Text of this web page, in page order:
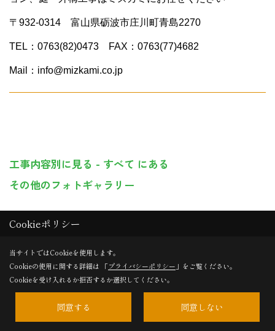
〒932-0314 富山県砺波市庄川町青島2270
TEL：0763(82)0473 FAX：0763(77)4682
Mail：info@mizkami.co.jp
工事内容別に見る - すべて にある
その他のフォトギャラリー
Cookieポリシー
当サイトではCookieを使用します。
Cookieの使用に関する詳細は 「プライバシーポリシー 」をご覧ください。
Cookieを受け入れるか拒否するか選択してください。
同意する 同意しない